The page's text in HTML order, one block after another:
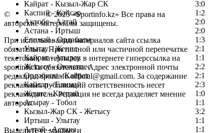
Кайрат - Кызыл-Жар СК
3:0
Каспий - Кайсар
1:2
Актобе - Алтай
2:0
Астана - Иртыш
2:0
Елимай - Ордабасы
1:3
Улытау - Женис
2:1
Кайрат - Атырау
1:1
Жетысу - Окжетпес
2:2
Ордабасы - Кайрат
2:1
Кайсар - Елимай
2:3
Женис - Каспий
1:0
Атырау - Тобол
1:1
Кызыл-Жар СК - Жетысу
3:2
Иртыш - Улытау
1:1
Алтай - Астана
1:1
© Copyright© 2025 «Sportinfo.kz» Все права на
авторские материалы защищены.
При использовании материалов сайта ссылка
обязательна. При полной или частичной перепечатке
текстовых материалов в интернете гиперссылка на
sportinfo.kz обязательна. Адрес электронной почты
редакции: sportinfo.official@gmail.com. За содержание
рекламных публикаций ответственность несет
рекламодатель. Редакция не всегда разделяет мнение
авторов.
Заметили ошибку в тексте?
Выделите ее мышью и